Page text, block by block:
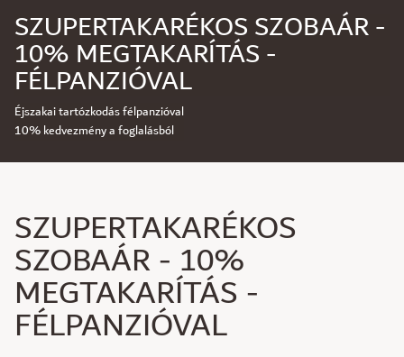
SZUPERTAKARÉKOS SZOBAÁR -
10% MEGTAKARÍTÁS -
FÉLPANZIÓVAL
Éjszakai tartózkodás félpanzióval
10% kedvezmény a foglalásból
SZUPERTAKARÉKOS
SZOBAÁR - 10%
MEGTAKARÍTÁS -
FÉLPANZIÓVAL